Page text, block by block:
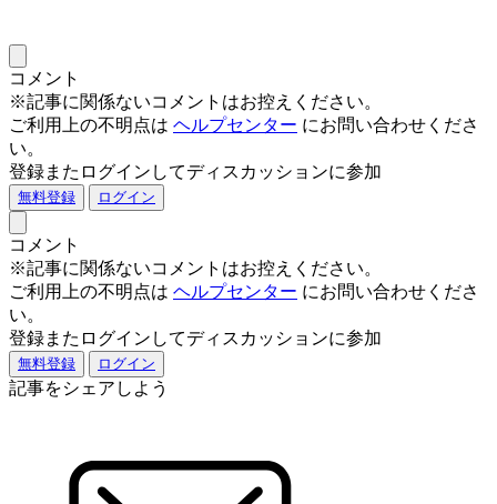
コメント
※記事に関係ないコメントはお控えください。
ご利用上の不明点は ヘルプセンター にお問い合わせくださ
い。
登録またログインしてディスカッションに参加
無料登録 ログイン
コメント
※記事に関係ないコメントはお控えください。
ご利用上の不明点は ヘルプセンター にお問い合わせくださ
い。
登録またログインしてディスカッションに参加
無料登録 ログイン
記事をシェアしよう